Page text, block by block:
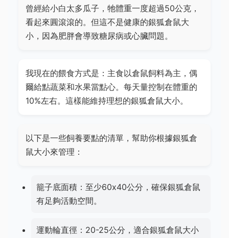
曾經給小白太多瓜子，牠體重一度超過50公克，
看起來圓滾滾的。但這不是健康的銀狐倉鼠大
小，因為肥胖會導致糖尿病或心臟問題。
我現在的餵食方式是：主食以倉鼠飼料為主，偶
爾給點蔬菜和水果當點心。每天量控制在體重的
10%左右。這樣能維持理想的銀狐倉鼠大小。
以下是一些飼養要點的清單，幫助你根據銀狐倉
鼠大小來管理：
籠子底面積：至少60x40公分，確保銀狐倉鼠
有足夠活動空間。
運動輪直徑：20-25公分，適合銀狐倉鼠大小